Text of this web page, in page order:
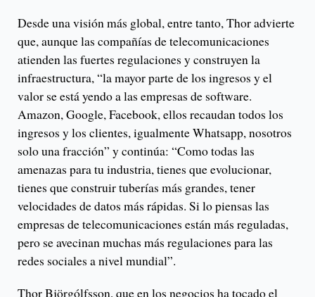
Desde una visión más global, entre tanto, Thor advierte
que, aunque las compañías de telecomunicaciones
atienden las fuertes regulaciones y construyen la
infraestructura, “la mayor parte de los ingresos y el
valor se está yendo a las empresas de software.
Amazon, Google, Facebook, ellos recaudan todos los
ingresos y los clientes, igualmente Whatsapp, nosotros
solo una fracción” y continúa: “Como todas las
amenazas para tu industria, tienes que evolucionar,
tienes que construir tuberías más grandes, tener
velocidades de datos más rápidas. Si lo piensas las
empresas de telecomunicaciones están más reguladas,
pero se avecinan muchas más regulaciones para las
redes sociales a nivel mundial”.
Thor Björgólfsson, que en los negocios ha tocado el